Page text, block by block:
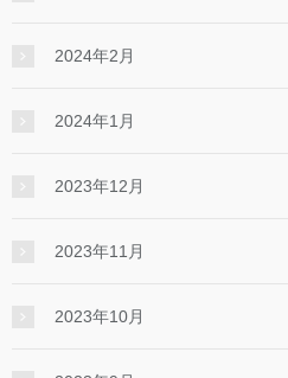
2024年2月
2024年1月
2023年12月
2023年11月
2023年10月